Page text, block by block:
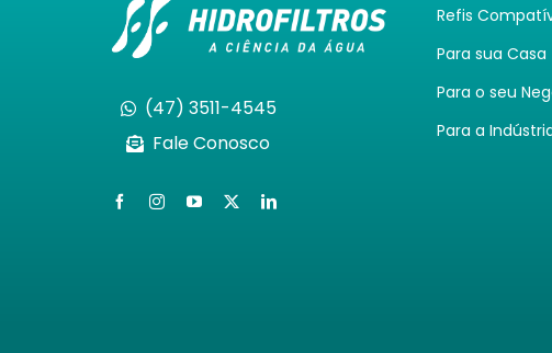
(47) 3511-4545
Fale Conosco
Refis
Para sua Casa
Para o seu
Para a